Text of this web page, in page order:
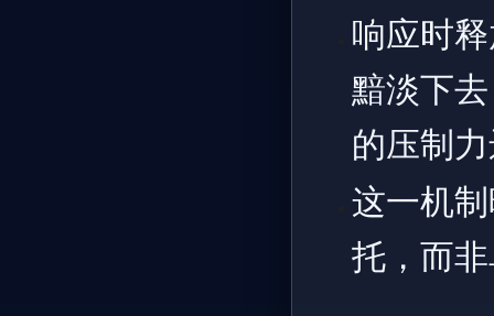
响应时
黯淡下
的压制
这一机
托，而